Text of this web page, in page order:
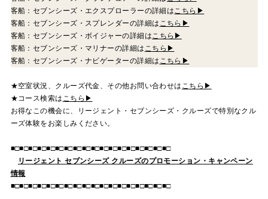
客船：セブンシーズ・エクスプローラーの詳細はこちら▶
客船：セブンシーズ・スプレンダーの詳細は こちら▶
客船：セブンシーズ・ボイジャーの詳細はこちら▶
客船：セブンシーズ・マリナーの詳細は こちら▶
客船：セブンシーズ・ナビゲーターの詳細は こちら▶
★空室状況、クルーズ代金、その他お問い合わせは こちら▶
★コース検索は こちら▶
お得なこの機会に、リージェント・セブンシーズ・クルーズで特別なクル
ーズ体験をお楽しみください。
■□■□■□■□■□■□■□■□■□■□■□■□■□■□■□■□■□■□
リージェント セブンシーズ クルーズのプロモーション・キャンペーン
情報
■□■□■□■□■□■□■□■□■□■□■□■□■□■□■□■□■□■□